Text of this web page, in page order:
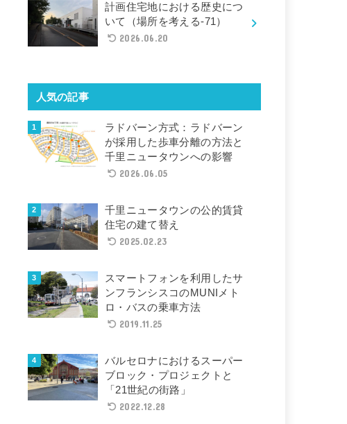
計画住宅地における歴史につ
いて（場所を考える-71）
2026.06.20
人気の記事
ラドバーン方式：ラドバーン
が採用した歩車分離の方法と
千里ニュータウンへの影響
2026.06.05
千里ニュータウンの公的賃貸
住宅の建て替え
2025.02.23
スマートフォンを利用したサ
ンフランシスコのMUNIメト
ロ・バスの乗車方法
2019.11.25
バルセロナにおけるスーパー
ブロック・プロジェクトと
「21世紀の街路」
2022.12.28